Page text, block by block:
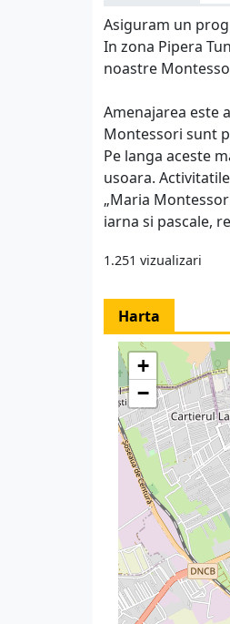
Asiguram un
In zona Pipera
noastre
Amenajarea este
Montessori sunt
Pe langa aceste
usoara.
„Maria
iarna si pascale,
1.251 vizualizari
Harta
+
−